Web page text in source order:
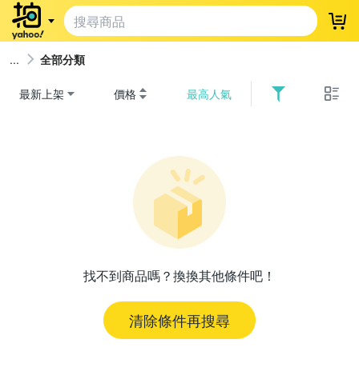
登
全部分類
最新上架 價格 最高人氣
找不到商品嗎？換換其他條件吧！
清除條件再搜尋